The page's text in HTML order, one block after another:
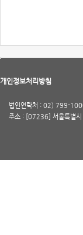
개인정보처리방침
법인연락처 : 02) 799-
주소 : [07236] 서울특별